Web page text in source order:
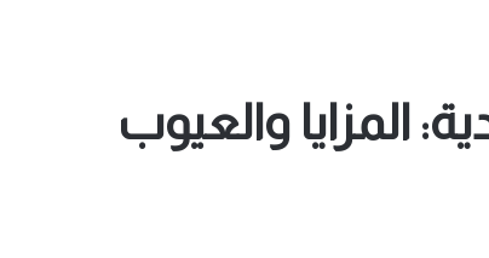
المزايا والعيوب